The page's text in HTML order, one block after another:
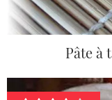
Pâte à